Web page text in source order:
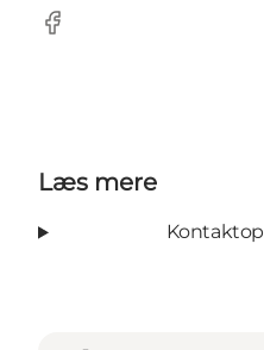
Facebook
Læs mere